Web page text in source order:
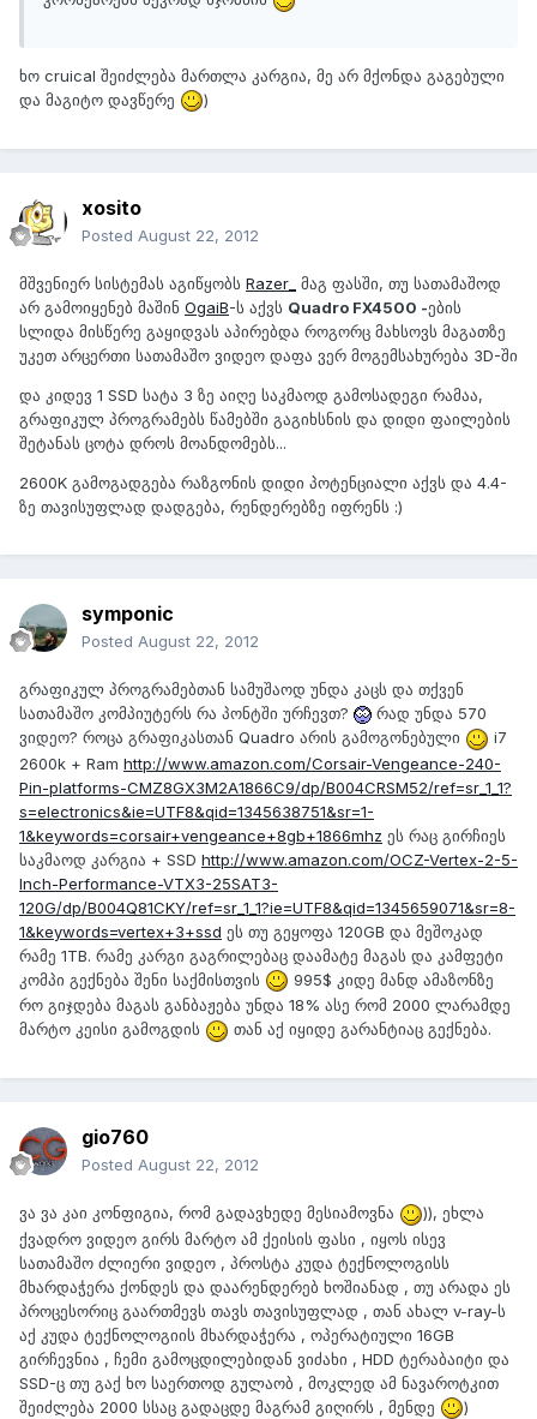
ხო cruical შეიძლება მართლა კარგია, მე არ მქონდა გაგებული
და მაგიტო დავწერე
)
xosito
Posted August 22, 2012
მშვენიერ სისტემას აგიწყობს Razer_
მაგ ფასში, თუ სათამაშოდ
არ გამოიყენებ მაშინ OgaiB-ს აქვს Quadro FX4500 -ების
სლიდა მისწერე გაყიდვას აპირებდა როგორც მახსოვს მაგათზე
უკეთ არცერთი სათამაშო ვიდეო დაფა ვერ მოგემსახურება 3D-ში
და კიდევ 1 SSD სატა 3 ზე აიღე საკმაოდ გამოსადეგი რამაა,
გრაფიკულ პროგრამებს წამებში გაგიხსნის და დიდი ფაილების
შეტანას ცოტა დროს მოანდომებს...
2600K გამოგადგება რაზგონის დიდი პოტენციალი აქვს და 4.4-
ზე თავისუფლად დადგება, რენდერებზე იფრენს :)
symponic
Posted August 22, 2012
გრაფიკულ პროგრამებთან სამუშაოდ უნდა კაცს და თქვენ
სათამაშო კომპიუტერს რა პონტში ურჩევთ?
რად უნდა 570
ვიდეო? როცა გრაფიკასთან Quadro არის გამოგონებული
i7
2600k + Ram http://www.amazon.com/Corsair-Vengeance-240-
Pin-platforms-CMZ8GX3M2A1866C9/dp/B004CRSM52/ref=sr_1_1?
s=electronics&ie=UTF8&qid=1345638751&sr=1-
1&keywords=corsair+vengeance+8gb+1866mhz ეს რაც გირჩიეს
საკმაოდ კარგია + SSD http://www.amazon.com/OCZ-Vertex-2-5-
Inch-Performance-VTX3-25SAT3-
120G/dp/B004Q81CKY/ref=sr_1_1?ie=UTF8&qid=1345659071&sr=8-
1&keywords=vertex+3+ssd ეს თუ გეყოფა 120GB და მეშოკად
რამე 1TB. რამე კარგი გაგრილებაც დაამატე მაგას და კამფეტი
კომპი გექნება შენი საქმისთვის
995$ კიდე მანდ ამაზონზე
რო გიჯდება მაგას განბაჟება უნდა 18% ასე რომ 2000 ლარამდე
მარტო კეისი გამოგდის
თან აქ იყიდე გარანტიაც გექნება.
gio760
Posted August 22, 2012
ვა ვა კაი კონფიგია, რომ გადავხედე მესიამოვნა
)), ეხლა
ქვადრო ვიდეო გირს მარტო ამ ქეისის ფასი , იყოს ისევ
სათამაშო ძლიერი ვიდეო , პროსტა კუდა ტექნოლოგისს
მხარდაჭერა ქონდეს და დაარენდერებ ხოშიანად , თუ არადა ეს
პროცესორიც გაართმევს თავს თავისუფლად , თან ახალ v-ray-ს
აქ კუდა ტექნოლოგიის მხარდაჭერა , ოპერატიული 16GB
გირჩევნია , ჩემი გამოცდილებიდან ვიძახი , HDD ტერაბაიტი და
SSD-ც თუ გაქ ხო საერთოდ გულაობ , მოკლედ ამ ნავაროტკით
შეიძლება 2000 სსაც გადაცდე მაგრამ გიღირს , მენდე
)